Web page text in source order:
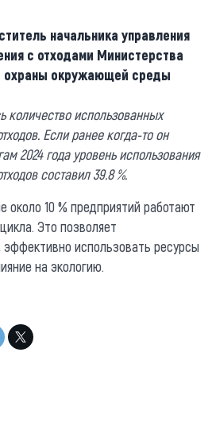
начальника управления
с отходами Министерства
охраны окружающей среды
количество использованных
Если ранее когда-то он
2024 года уровень использования
составил 39.8 %.
около 10 % предприятий работают
Это позволяет
использовать ресурсы
на экологию.